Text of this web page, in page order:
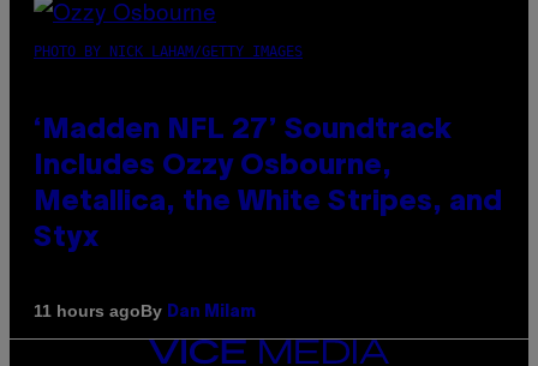
PHOTO BY NICK LAHAM/GETTY IMAGES
‘Madden NFL 27’ Soundtrack
Includes Ozzy Osbourne,
Metallica, the White Stripes, and
Styx
11 hours agoBy Dan Milam
VICE